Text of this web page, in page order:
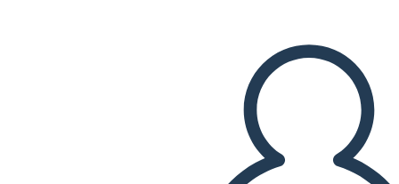
IZVEIDOT STĀSTU SHĒMU
ATSKAŅOT SLAIDRĀDI
IZLASI MAN